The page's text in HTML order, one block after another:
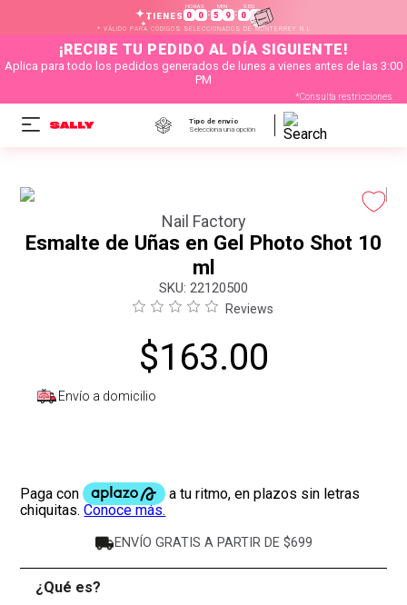
TIENES
HORAS
0 0 :
MIN
5 9 :
SEG
0 0
* VÁLIDO PARA CÓDIGOS SELECCIONADOS DE MONTERREY N.L
¡RECIBE TU PEDIDO AL DÍA SIGUIENTE!
Aplica para todo los pedidos generados de lunes a vienes antes de las 3:00
PM
*Consulta restricciones
Tipo de envío
Selecciona una opción
Nail Factory
Esmalte de Uñas en Gel Photo Shot 10
ml
: 22120500
Reviews
$163.00
Envío a domicilio
ENVÍO GRATIS A PARTIR DE $699
¿Qué es?